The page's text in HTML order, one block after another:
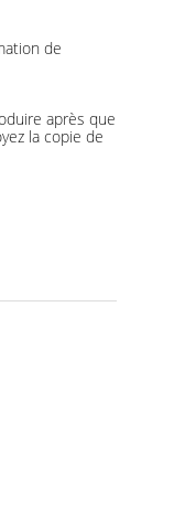
de
après que
la copie de